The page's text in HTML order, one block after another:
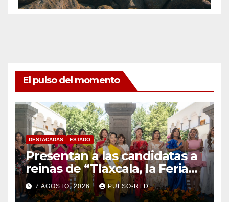
El pulso del momento
DESTACADAS ESTADO
Presentan a las candidatas a
reinas de “Tlaxcala, la Feria
de Ferias 2026: La Flor
Tlaxcalteca”
7 AGOSTO, 2026 PULSO-RED